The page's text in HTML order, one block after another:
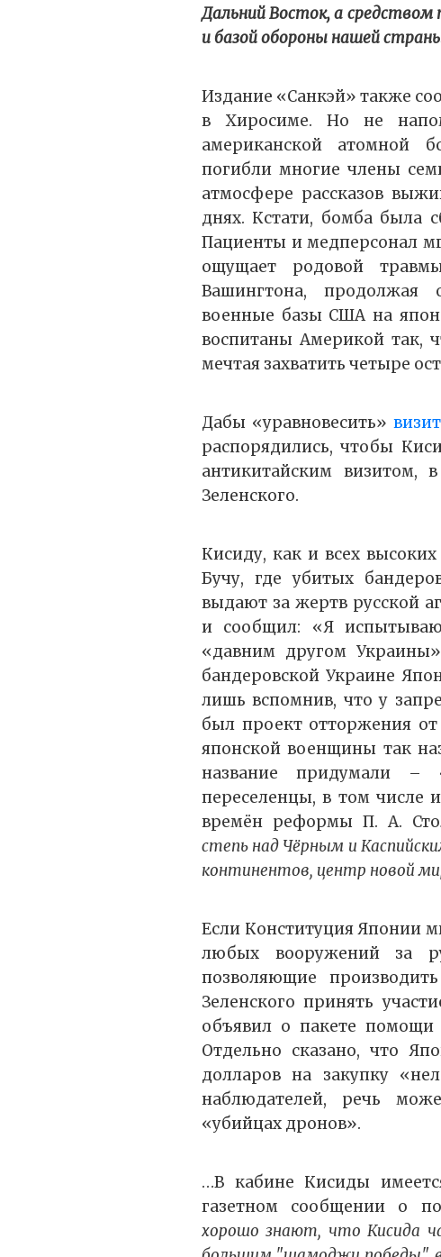
Дальний Восток, а средством
и базой обороны нашей
Издание «Санкэй» также
в Хиросиме. Но не
американской атомной
погибли многие члены
атмосфере рассказов
днях. Кстати, бомба была
Пациенты и медперсонал
ощущает родовой
Вашингтона, продолжая
военные базы США на
воспитаны Америкой так,
мечтая захватить четыре
Дабы «уравновесить»
распорядились, чтобы
антикитайским визитом,
Зеленского.
Кисиду, как и всех
Бучу, где убитых
выдают за жертв русской
и сообщил: «Я
«давним другом
бандеровской Украине
лишь вспомнив, что у
был проект отторжения
японской военщины так
название придумали –
переселенцы, в том числе
времён реформы П. А.
степь над Чёрным и
континентов, центр новой
Если Конституция Японии
любых вооружений за
позволяющие
Зеленского принять
объявил о пакете помощи
Отдельно сказано, что
долларов на закупку
наблюдателей, речь
«убийцах дронов».
…В кабине Кисиды
газетном сообщении о
хорошо знают, что Кисида